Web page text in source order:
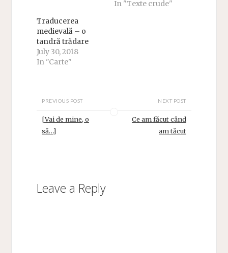
In "Texte crude"
Traducerea
medievală – o
tandră trădare
July 30, 2018
In "Carte"
PREVIOUS POST
[Vai de mine, o
să…]
NEXT POST
Ce am făcut când
am tăcut
Leave a Reply